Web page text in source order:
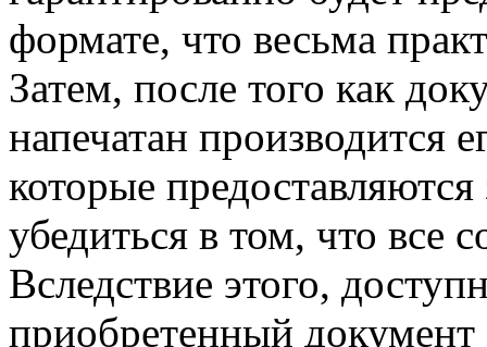
формате, что весьма
Затем, после того как
напечатан производится
которые
убедиться в том, что все
Вследствие этого,
приобретенный документ